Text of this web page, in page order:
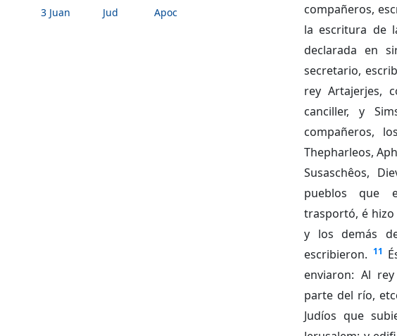
3 Juan
Jud Apoc
compañeros,
la escritura de
declarada en
secretario,
rey Artajerjes,
canciller, y
compañeros,
Thepharleos,
Susaschêos,
pueblos que
trasportó, é hizo
y los demás
escribieron. 11
enviaron: Al
parte del río,
Judíos que